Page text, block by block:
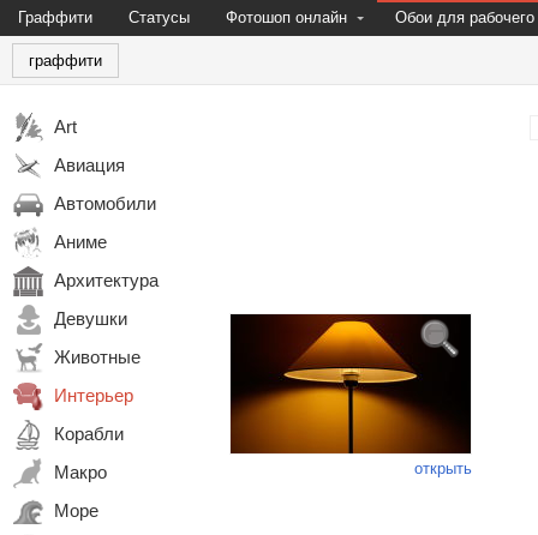
Граффити Статусы Фотошоп онлайн Обои для рабочего
граффити
Art
Авиация
Автомобили
Аниме
Архитектура
Девушки
Животные
Интерьер
Корабли
Макро
Море
открыть